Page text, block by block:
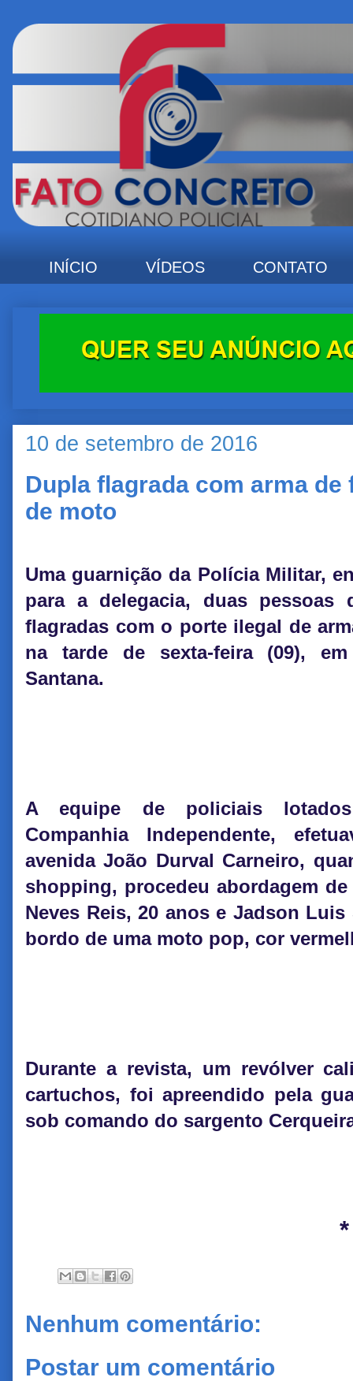
INÍCIO VÍDEOS CONTATO
10 de setembro de 2016
Dupla flagrada com arma
de moto
Uma guarnição da Polícia Militar,
para a delegacia, duas pessoas
flagradas com o porte ilegal de
na tarde de sexta-feira (09),
Santana.
A equipe de policiais
Companhia Independente,
avenida João Durval Carneiro,
shopping, procedeu abordagem
Neves Reis, 20 anos e Jadson
bordo de uma moto pop, cor
Durante a revista, um revólver
cartuchos, foi apreendido pela
sob comando do sargento
Nenhum comentário:
Postar um comentário